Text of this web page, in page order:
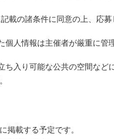
載の諸条件に同意の上、応募
個人情報は主催者が厳重に管
ち入り可能な公共の空間な
掲載する予定です。